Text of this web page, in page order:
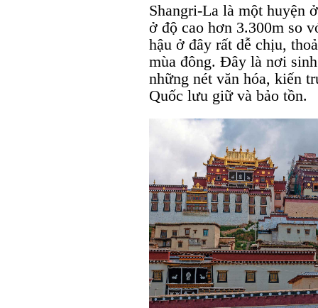
Shangri-La là một huyện
ở độ cao hơn 3.300m so
hậu ở đây rất dễ chịu,
mùa đông. Đây là nơi
những nét văn hóa, kiến
Quốc lưu giữ và bảo tồn.